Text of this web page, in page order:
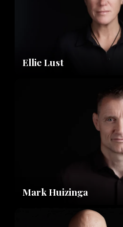
Ellie Lust
Mark Huizinga